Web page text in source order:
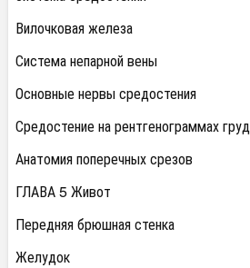
Вилочковая железа
Система непарной вены
Основные нервы средостения
Средостение на рентгенограммах
Анатомия поперечных срезов
ГЛАВА 5 Живот
Передняя брюшная стенка
Желудок